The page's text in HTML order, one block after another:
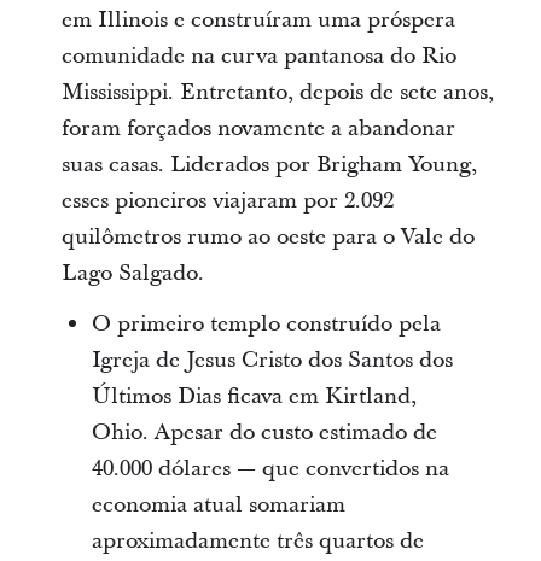
em Illinois e construíram uma próspera
comunidade na curva pantanosa do Rio
Mississippi. Entretanto, depois de sete anos,
foram forçados novamente a abandonar
suas casas. Liderados por Brigham Young,
esses pioneiros viajaram por 2.092
quilômetros rumo ao oeste para o Vale do
Lago Salgado.
O primeiro templo construído pela
Igreja de Jesus Cristo dos Santos dos
Últimos Dias ficava em Kirtland,
Ohio. Apesar do custo estimado de
40.000 dólares — que convertidos na
economia atual somariam
aproximadamente três quartos de